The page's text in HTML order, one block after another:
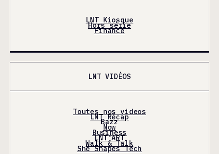
LNT Kiosque
Hors série
Finance
LNT VIDÉOS
Toutes nos videos
LNT Récap
Bazz
Now
Business
LNT'ART
Walk & Talk
She Shapes Tech